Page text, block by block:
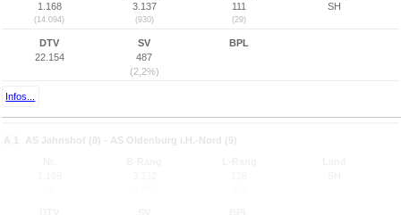
1.168
(14.094)
3.137
(930)
111
(29)
SH
DTV
22.154
SV
487
(2,2%)
BPL
Infos...
A 1 AS Jahnshof (8) - AS Oldenburg i.H.-Nord (9)